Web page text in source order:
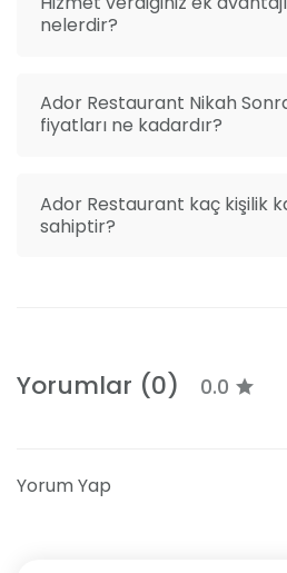
nelerdir?
Ador Restaurant Nikah
fiyatları ne kadardır?
Ador Restaurant kaç kişilik
sahiptir?
Yorumlar (0) 0.0
Yorum Yap